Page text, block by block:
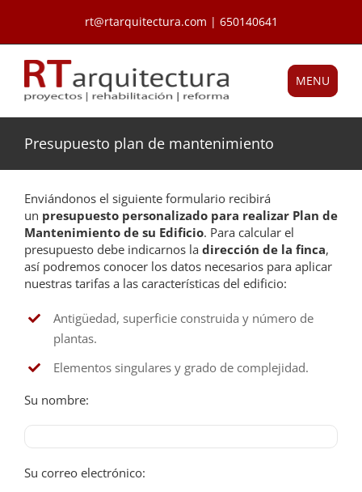
contenido
rt@rtarquitectura.com | 650140641
MENU
Presupuesto plan de mantenimiento
Enviándonos el siguiente formulario recibirá
un presupuesto personalizado para realizar Plan de
Mantenimiento de su Edificio. Para calcular el
presupuesto debe indicarnos la dirección de la finca,
así podremos conocer los datos necesarios para aplicar
nuestras tarifas a las características del edificio:
Antigüedad, superficie construida y número de
plantas.
Elementos singulares y grado de complejidad.
Su nombre:
Su correo electrónico: